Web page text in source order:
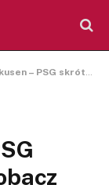
gole. Zobacz najważniejsze momenty (21.10.2025)